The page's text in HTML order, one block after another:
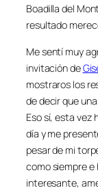
Boadilla del
resultado
Me sentí muy
invitación de
mostraros los
de decir que
Eso sí, esta vez
día y me
pesar de mi
como siempre e
interesante,